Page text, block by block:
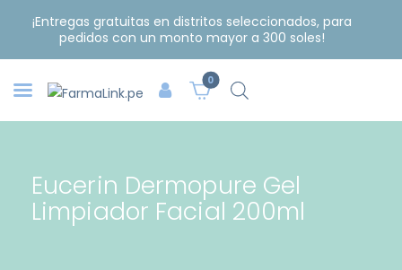
¡Entregas gratuitas en distritos seleccionados, para
pedidos con un monto mayor a 300 soles!
0
Eucerin Dermopure Gel
Limpiador Facial 200ml